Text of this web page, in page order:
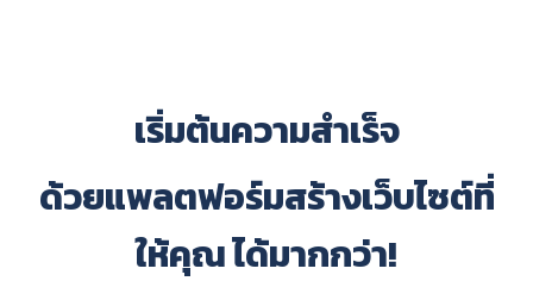
เริ่มต้นความสำเร็จ
ด้วยแพลตฟอร์มสร้างเว็บไซต์ที่
ให้คุณ ได้มากกว่า!